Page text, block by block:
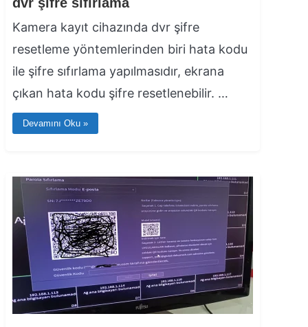
Kamera kayıt cihazında dvr şifre
resetleme yöntemlerinden biri hata kodu
ile şifre sıfırlama yapılmasıdır, ekrana
çıkan hata kodu şifre resetlenebilir. …
Devamını Oku »